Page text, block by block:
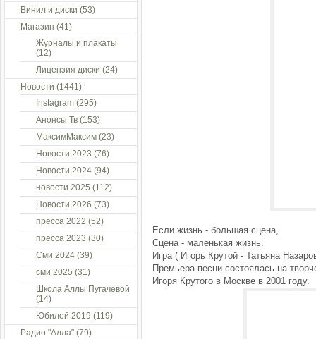
Если жизнь - большая сцена,
Сцена - маленькая жизнь.
Игра ( Игорь Крутой - Татьяна
Премьера песни состоялась на
Игоря Крутого в Москве в 2001 году.
Винил и диски (53)
Магазин (41)
Журналы и плакаты
(12)
Лицензия диски (24)
Новости (1441)
Instagram (295)
Анонсы Тв (153)
МаксимМаксим (23)
Новости 2023 (76)
Новости 2024 (94)
новости 2025 (112)
Новости 2026 (73)
пресса 2022 (52)
пресса 2023 (30)
Сми 2024 (39)
сми 2025 (31)
Школа Аллы Пугачевой
(14)
Юбилей 2019 (119)
Радио "Алла" (79)